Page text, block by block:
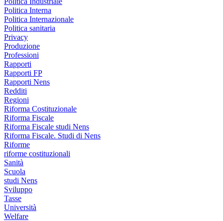
Politica Interna
Politica Internazionale
Politica sanitaria
Privacy
Produzione
Professioni
Rapporti
Rapporti FP
Rapporti Nens
Redditi
Regioni
Riforma Costituzionale
Riforma Fiscale
Riforma Fiscale studi Nens
Riforma Fiscale. Studi di Nens
Riforme
riforme costituzionali
Sanità
Scuola
studi Nens
Sviluppo
Tasse
Università
Welfare